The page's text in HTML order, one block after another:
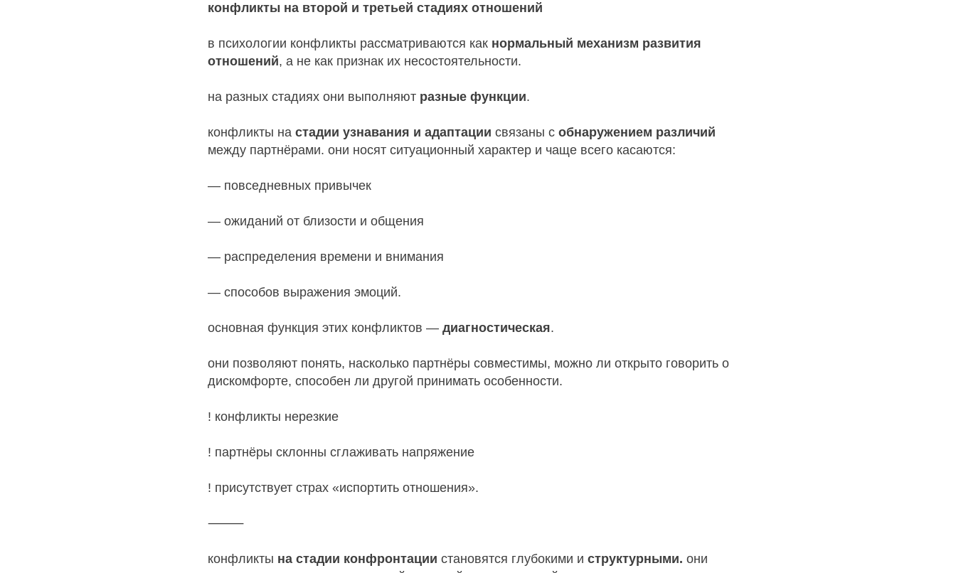
конфликты на второй и третьей стадиях отношений
в психологии конфликты рассматриваются как нормальный механизм развития
отношений, а не как признак их несостоятельности.
на разных стадиях они выполняют разные функции.
конфликты на стадии узнавания и адаптации связаны с обнаружением различий
между партнёрами. они носят ситуационный характер и чаще всего касаются:
— повседневных привычек
— ожиданий от близости и общения
— распределения времени и внимания
— способов выражения эмоций.
основная функция этих конфликтов — диагностическая.
они позволяют понять, насколько партнёры совместимы, можно ли открыто говорить о
дискомфорте, способен ли другой принимать особенности.
! конфликты нерезкие
! партнёры склонны сглаживать напряжение
! присутствует страх «испортить отношения».
⸻
конфликты на стадии конфронтации становятся глубокими и структурными. они